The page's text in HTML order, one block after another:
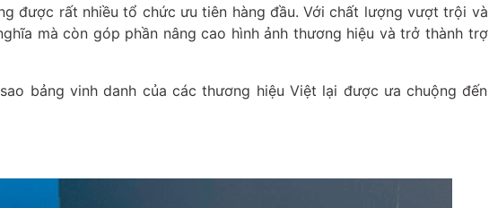
được rất nhiều tổ chức ưu tiên hàng đầu. Với chất lượng vượt trội và
mà còn góp phần nâng cao hình ảnh thương hiệu và trở thành trợ
bảng vinh danh của các thương hiệu Việt lại được ưa chuộng đến